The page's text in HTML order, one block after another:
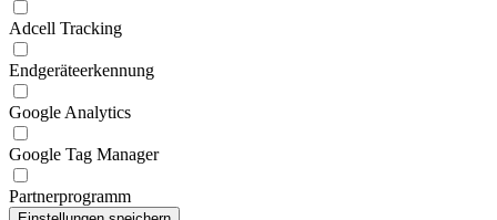
Adcell Tracking
Endgeräteerkennung
Google Analytics
Google Tag Manager
Partnerprogramm